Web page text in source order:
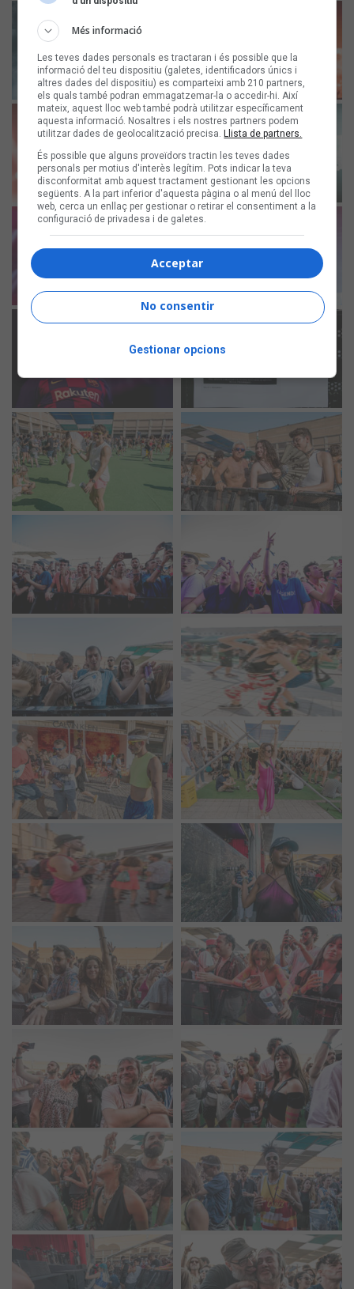
Més informació
Les teves dades personals es tractaran i és possible que la
informació del teu dispositiu (galetes, identificadors únics i
altres dades del dispositiu) es comparteixi amb 210 partners,
els quals també podran emmagatzemar-la o accedir-hi. Així
mateix, aquest lloc web també podrà utilitzar específicament
aquesta informació. Nosaltres i els nostres partners podem
utilitzar dades de geolocalització precisa. Llista de partners.
És possible que alguns proveïdors tractin les teves dades
personals per motius d'interès legítim. Pots indicar la teva
disconformitat amb aquest tractament gestionant les opcions
següents. A la part inferior d'aquesta pàgina o al menú del lloc
web, cerca un enllaç per gestionar o retirar el consentiment a la
configuració de privadesa i de galetes.
Acceptar
No consentir
Gestionar opcions